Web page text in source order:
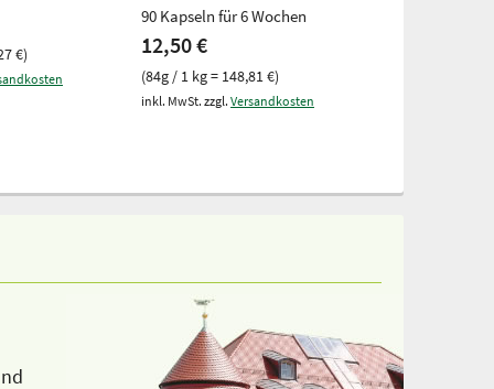
€)
90 Kapseln für 6 Wochen
12,50 €
(84g / 1 kg = 148,81 €)
inkl. MwSt. zzgl. Versandkosten